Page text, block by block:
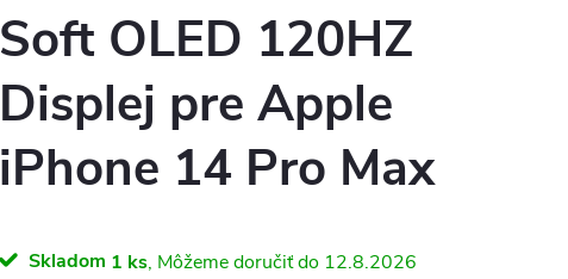
Soft OLED 120HZ
Displej pre Apple
iPhone 14 Pro Max
Skladom 1 ks 12.8.2026